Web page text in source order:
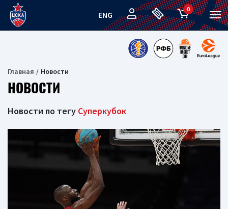
ENG
0
Главная Новости
НОВОСТИ
Новости по тегу Суперкубок